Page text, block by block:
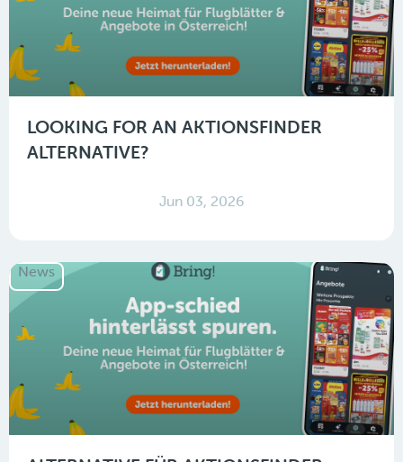
LOOKING FOR AN AKTIONSFINDER
ALTERNATIVE?
Jun 03, 2026
News